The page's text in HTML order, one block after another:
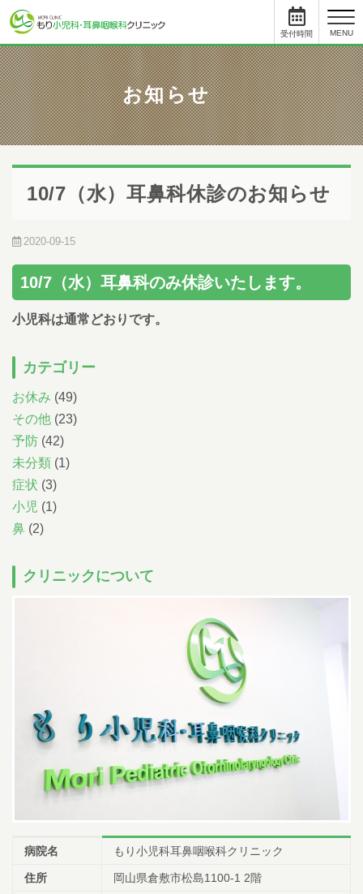
MENU
受付時間
と について
小児科
受付時間 月 火 水 木 金
土
09:00 - 11:45
● ● ● ● ●
12:45まで
15:30 - 17:45
● ● - ● ● -
耳鼻科
初めて受診をされる方は、受付終了時間の30分前までにご来院ください。
受付手続き、問診、検査に時間を要する場合があります。
順番予約は午前中に午後の予約・受付はできません。
小児科午後の診療について
14:30~15:30までは予防注射、乳児健診の時間です。
16:00~18:00となります。
せていただきます。
完全予約です。前日までに直接クリニックに電話をし、予約をとってく
ださい
Web予約について
下記の時間の予約が可能です。
順番予約は午前中に午後の予約・受付はできません。
予約はこちら
お知らせ
10/7（水）耳鼻科休診のお知らせ
2020-09-15
10/7（水）耳鼻科のみ休診いたします。
小児科は通常どおりです。
カテゴリー
お休み (49)
その他 (23)
予防 (42)
未分類 (1)
症状 (3)
小児 (1)
鼻 (2)
クリニックについて
病院名 もり小児科耳鼻咽喉科クリニック
住所 岡山県倉敷市松島1100-1 2階